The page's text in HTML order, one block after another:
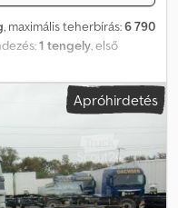
, maximális teherbírás:6 790
1 tengely, első
vizsga (TÜV):
1 250 mm, teljes
, abroncs méret:
| Gumik: 385/65R22,5 |
műszaki vizsga/TÜV-
eladás jogát fenntartjuk.
Apróhirdetés